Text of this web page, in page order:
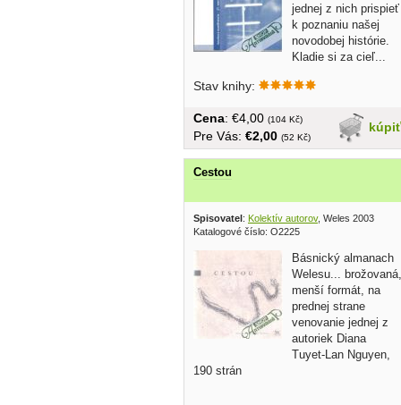
jednej z nich prispieť
k poznaniu našej
novodobej histórie.
Kladie si za cieľ...
Stav knihy:
kúpiť
Cena: €4,00 (104 Kč)
Pre Vás: €2,00 (52 Kč)
Cestou
Spisovatel: Kolektív autorov, Weles 2003
Katalogové číslo: O2225
Básnický almanach
Welesu... brožovaná,
menší formát, na
prednej strane
venovanie jednej z
autoriek Diana
Tuyet-Lan Nguyen,
190 strán